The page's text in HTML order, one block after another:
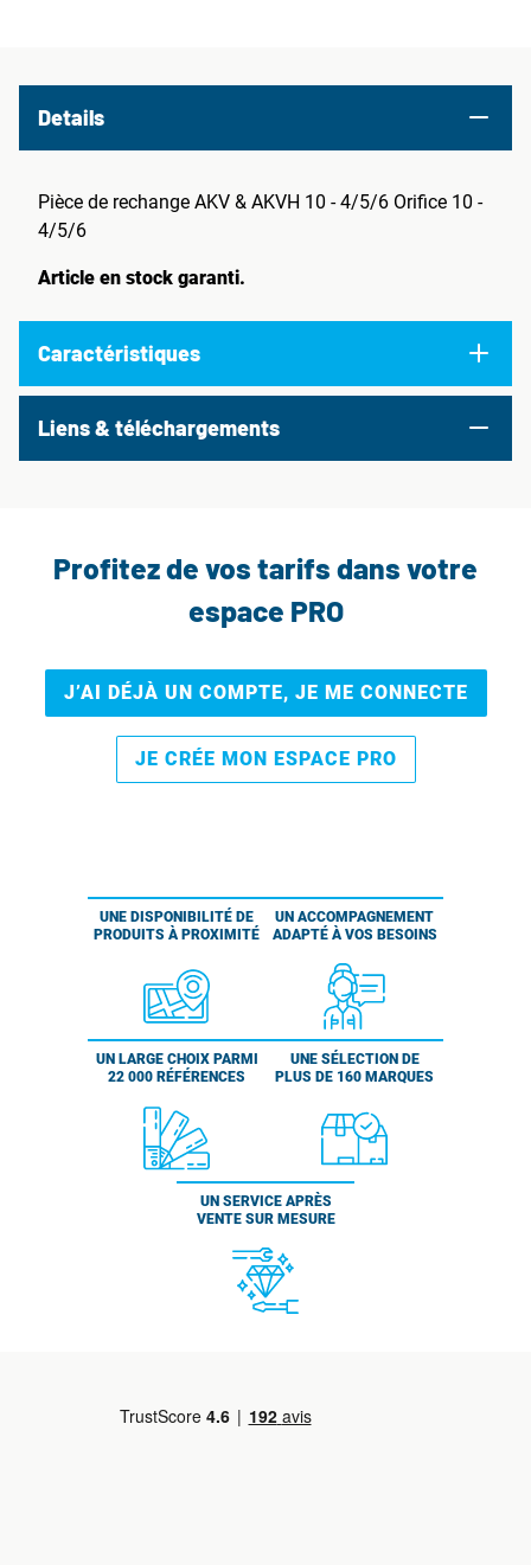
Details
Pièce de rechange AKV & AKVH 10 - 4/5/6 Orifice 10 -
4/5/6
Article en stock garanti.
Caractéristiques
Liens & téléchargements
Profitez de vos tarifs dans votre
espace PRO
J’AI DÉJÀ UN COMPTE, JE ME CONNECTE
JE CRÉE MON ESPACE PRO
UNE DISPONIBILITÉ DE
PRODUITS À PROXIMITÉ
UN ACCOMPAGNEMENT
ADAPTÉ À VOS BESOINS
UN LARGE CHOIX PARMI
22 000 RÉFÉRENCES
UNE SÉLECTION DE
PLUS DE 160 MARQUES
UN SERVICE APRÈS
VENTE SUR MESURE